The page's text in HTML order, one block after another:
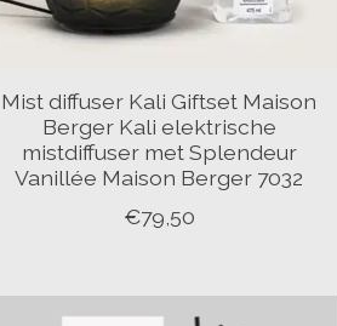
Mist diffuser Kali Giftset Maison
Berger Kali elektrische
mistdiffuser met Splendeur
Vanillée Maison Berger 7032
€79,50